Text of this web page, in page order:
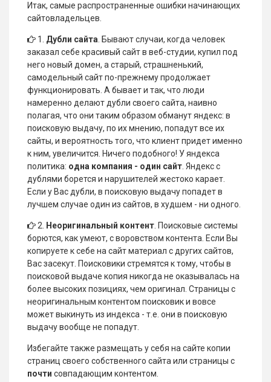
Итак, самые распространенные ошибки начинающих
сайтовладельцев.
1. Дубли сайта . Бывают случаи, когда человек
заказал себе красивый сайт в веб-студии, купил под
него новый домен, а старый, страшненький,
самодельный сайт по-прежнему продолжает
функционировать. А бывает и так, что люди
намеренно делают дубли своего сайта, наивно
полагая, что они таким образом обманут яндекс: в
поисковую выдачу, по их мнению, попадут все их
сайты, и вероятность того, что клиент придет именно
к ним, увеличится. Ничего подобного! У яндекса
политика: одна компания - один сайт . Яндекс с
дублями борется и нарушителей жестоко карает.
Если у Вас дубли, в поисковую выдачу попадет в
лучшем случае один из сайтов, в худшем - ни одного.
2. Неоригинальный контент . Поисковые системы
борются, как умеют, с воровством контента. Если Вы
копируете к себе на сайт материал с других сайтов,
Вас засекут. Поисковики стремятся к тому, чтобы в
поисковой выдаче копия никогда не оказывалась на
более высоких позициях, чем оригинал. Страницы с
неоригинальным контентом поисковик и вовсе
может выкинуть из индекса - т.е. они в поисковую
выдачу вообще не попадут.
Избегайте также размещать у себя на сайте копии
страниц своего собственного сайта или страницы с
почти совпадающим контентом.